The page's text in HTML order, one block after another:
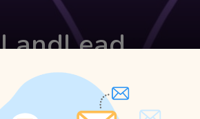
LandLead
Зачисленные курсы